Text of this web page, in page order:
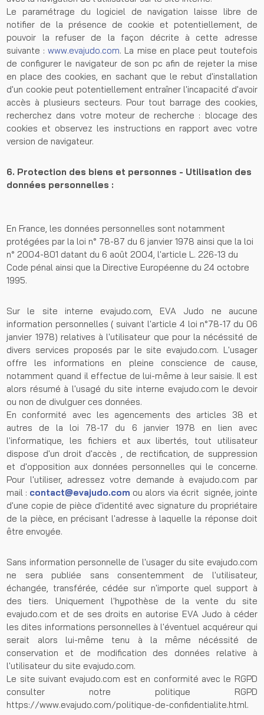
Le paramétrage du logiciel de navigation laisse libre de
notifier de la présence de cookie et potentiellement, de
pouvoir la refuser de la façon décrite à cette adresse
suivante :www.evajudo.com. La mise en place peut toutefois
de configurer le navigateur de son pc afin de rejeter la mise
en place des cookies, en sachant que le rebut d'installation
d'un cookie peut potentiellement entraîner l'incapacité d'avoir
accès à plusieurs secteurs. Pour tout barrage des cookies,
recherchez dans votre moteur de recherche : blocage des
cookies et observez les instructions en rapport avec votre
version de navigateur.
6. Protection des biens et personnes - Utilisation des
données personnelles :
En France, les données personnelles sont notamment
protégées par la loi n° 78-87 du 6 janvier 1978 ainsi que la loi
n° 2004-801 datant du 6 août 2004, l'article L. 226-13 du
Code pénal ainsi que la Directive Européenne du 24 octobre
1995.
Sur le site interne evajudo.com, EVA Judo ne aucune
information personnelles ( suivant l'article 4 loi n°78-17 du 06
janvier 1978) relatives à l'utilisateur que pour la nécéssité de
divers services proposés par le site evajudo.com. L'usager
offre les informations en pleine conscience de cause,
notamment quand il effectue de lui-même à leur saisie. Il est
alors résumé à l'usagé du site interne evajudo.com le devoir
ou non de divulguer ces données.
En conformité avec les agencements des articles 38 et
autres de la loi 78-17 du 6 janvier 1978 en lien avec
l'informatique, les fichiers et aux libertés, tout utilisateur
dispose d'un droit d'accès , de rectification, de suppression
et d'opposition aux données personnelles qui le concerne.
Pour l'utiliser, adressez votre demande à evajudo.com par
mail : contact@evajudo.com ou alors via écrit signée, jointe
d'une copie de pièce d'identité avec signature du propriétaire
de la pièce, en précisant l'adresse à laquelle la réponse doit
être envoyée.
Sans information personnelle de l'usager du site evajudo.com
ne sera publiée sans consentemment de l'utilisateur,
échangée, transférée, cédée sur n'importe quel support à
des tiers. Uniquement l'hypothèse de la vente du site
evajudo.com et de ses droits en autorise EVA Judo à céder
les dites informations personnelles à l'éventuel acquéreur qui
serait alors lui-même tenu à la même nécéssité de
conservation et de modification des données relative à
l'utilisateur du site evajudo.com.
Le site suivant evajudo.com est en conformité avec le RGPD
consulter notre politique RGPD
https://www.evajudo.com/politique-de-confidentialite.html.